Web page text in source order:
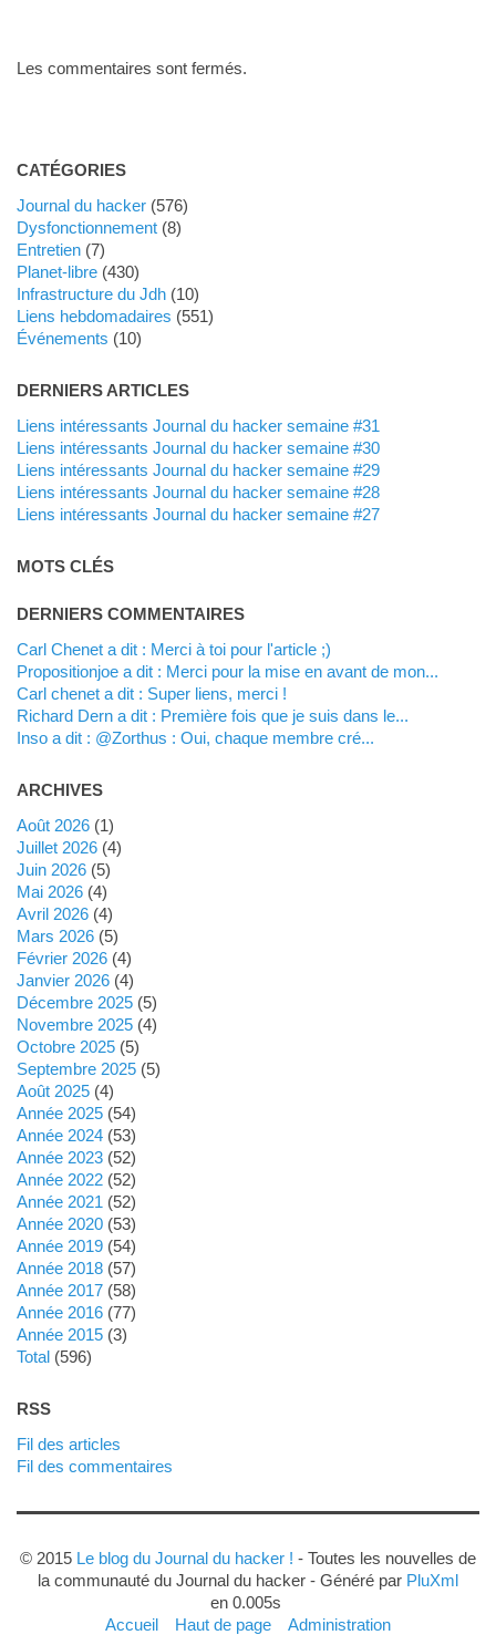
Les commentaires sont fermés.
CATÉGORIES
Journal du hacker(576)
dysfonctionnement(8)
Entretien(7)
planet-libre(430)
Infrastructure du Jdh(10)
liens hebdomadaires (551)
événements (10)
DERNIERS ARTICLES
Liens intéressants Journal du hacker semaine #31
Liens intéressants Journal du hacker semaine #30
Liens intéressants Journal du hacker semaine #29
Liens intéressants Journal du hacker semaine #28
Liens intéressants Journal du hacker semaine #27
MOTS CLÉS
DERNIERS COMMENTAIRES
Carl Chenet a dit : Merci à toi pour l'article ;)
propositionjoe a dit : Merci pour la mise en avant de mon...
Carl chenet a dit : Super liens, merci !
Richard Dern a dit : Première fois que je suis dans le...
inso a dit : @Zorthus : Oui, chaque membre cré...
ARCHIVES
août 2026(1)
juillet 2026(4)
juin 2026(5)
mai 2026(4)
avril 2026(4)
mars 2026(5)
février 2026(4)
janvier 2026(4)
décembre 2025(5)
novembre 2025(4)
octobre 2025(5)
septembre 2025(5)
août 2025(4)
année 2025(54)
année 2024(53)
année 2023(52)
année 2022(52)
année 2021(52)
année 2020(53)
année 2019(54)
année 2018(57)
année 2017(58)
année 2016(77)
année 2015(3)
total (596)
RSS
Fil des articles
Fil des commentaires
© 2015 Le blog du Journal du hacker ! - Toutes les nouvelles de
la communauté du Journal du hacker - Généré par PluXml
en 0.005s
Accueil
Haut de page Administration